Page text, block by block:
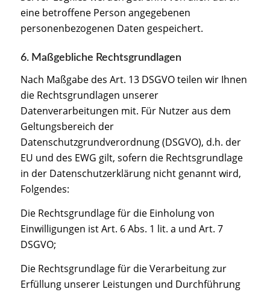
eine betroffene Person angegebenen
personenbezogenen Daten gespeichert.
6. Maßgebliche Rechtsgrundlagen
Nach Maßgabe des Art. 13 DSGVO teilen wir Ihnen
die Rechtsgrundlagen unserer
Datenverarbeitungen mit. Für Nutzer aus dem
Geltungsbereich der
Datenschutzgrundverordnung (DSGVO), d.h. der
EU und des EWG gilt, sofern die Rechtsgrundlage
in der Datenschutzerklärung nicht genannt wird,
Folgendes:
Die Rechtsgrundlage für die Einholung von
Einwilligungen ist Art. 6 Abs. 1 lit. a und Art. 7
DSGVO;
Die Rechtsgrundlage für die Verarbeitung zur
Erfüllung unserer Leistungen und Durchführung